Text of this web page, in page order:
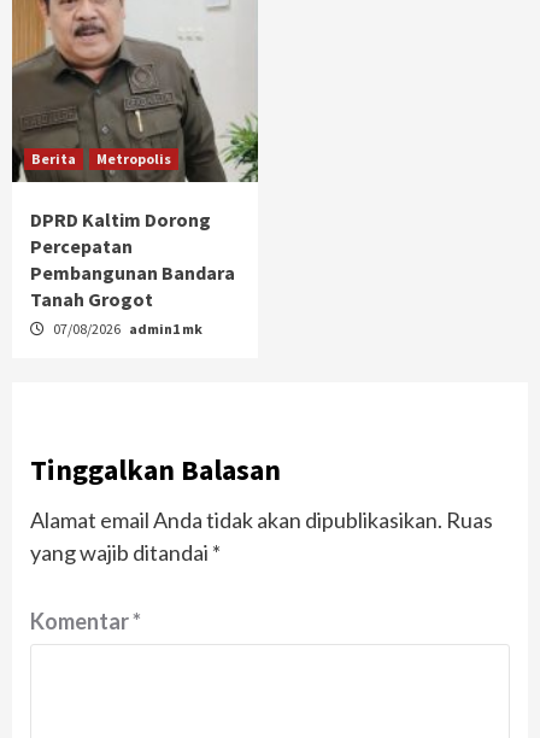
Berita Metropolis
DPRD Kaltim Dorong
Percepatan
Pembangunan Bandara
Tanah Grogot
07/08/2026 admin1 mk
Tinggalkan Balasan
Alamat email Anda tidak akan dipublikasikan. Ruas
yang wajib ditandai *
Komentar*